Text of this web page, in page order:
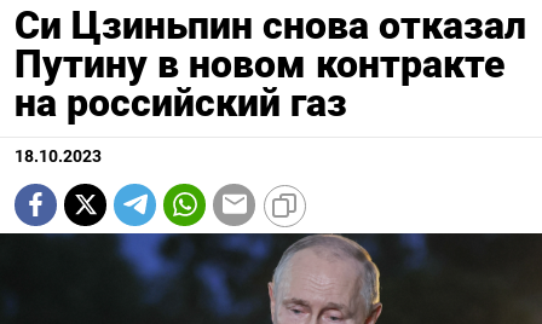
Си Цзиньпин снова отказал
Путину в новом контракте
на российский газ
18.10.2023